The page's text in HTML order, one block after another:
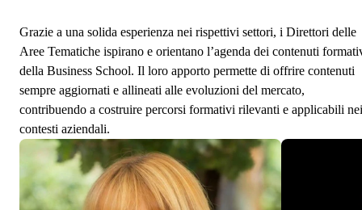
Grazie a una solida esperienza nei rispettivi settori, i Direttori delle
Aree Tematiche ispirano e orientano l’agenda dei contenuti
della Business School. Il loro apporto permette di offrire contenuti
sempre aggiornati e allineati alle evoluzioni del mercato,
contribuendo a costruire percorsi formativi rilevanti e applicabili nei
contesti aziendali.